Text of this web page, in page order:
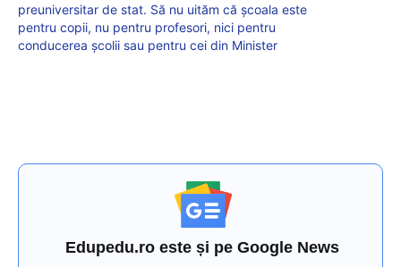
preuniversitar de stat. Să nu uităm că școala este
pentru copii, nu pentru profesori, nici pentru
conducerea școlii sau pentru cei din Minister
Edupedu.ro este și pe Google News